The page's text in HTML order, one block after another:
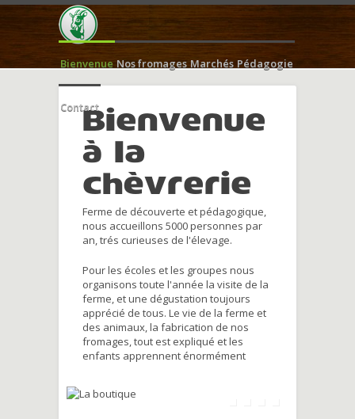
Bienvenue Nos fromages Marchés Pédagogie
ContactBienvenue
à la
chèvrerie
Ferme de découverte et pédagogique,
nous accueillons 5000 personnes par
an, trés curieuses de l'élevage.
Pour les écoles et les groupes nous
organisons toute l'année la visite de la
ferme, et une dégustation toujours
apprécié de tous. Le vie de la ferme et
des animaux, la fabrication de nos
fromages, tout est expliqué et les
enfants apprennent énormément